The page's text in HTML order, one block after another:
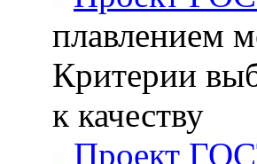
плавлением
Критерии
к качеству
Проект